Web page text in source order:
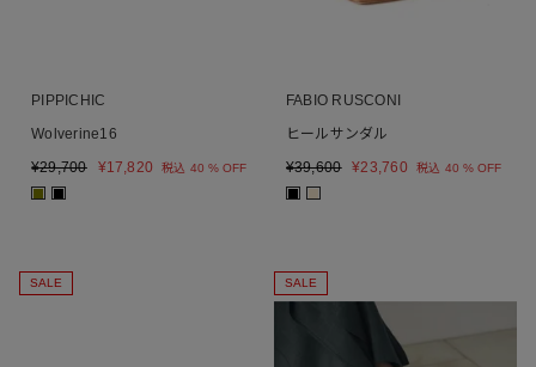
PIPPICHIC
Wolverine16
¥29,700 ¥17,820 税込 40 % OFF
FABIO RUSCONI
ヒールサンダル
¥39,600 ¥23,760 税込 40 % OFF
SALE SALE